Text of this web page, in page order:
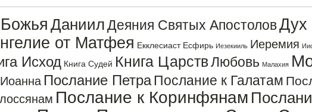
ДаниилДеяния Святых АпостоловДух
от Матфея Екклесиаст Есфирь Иезекииль Иеремия
Исход Книга Судей Книга ЦарствЛюбовь Малахия
Послание ПетраПослание к Галатам
Послание к Коринфянам